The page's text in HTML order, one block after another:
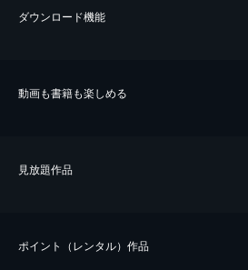
ダウンロード機能
動画も書籍も楽しめる
⾒放題作品
ポイント（レンタル）作品